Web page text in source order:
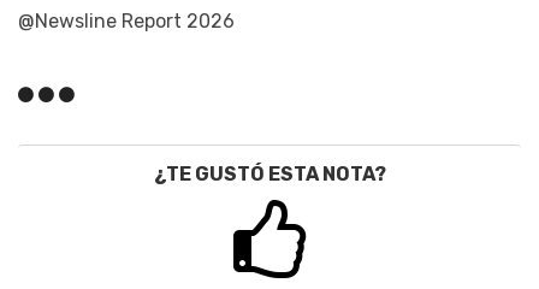
@Newsline Report 2026
¿TE GUSTÓ ESTA NOTA?